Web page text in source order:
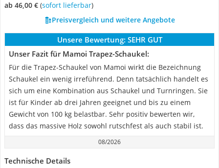
ab 46,00 € ( Sofort lieferbar)
Preisvergleich und weitere Angebote
Unsere Bewertung: SEHR GUT
Unser Fazit für Mamoi Trapez-Schaukel:
Für die Trapez-Schaukel von Mamoi wirkt die Bezeichnung
Schaukel ein wenig irreführend. Denn tatsächlich handelt es
sich um eine Kombination aus Schaukel und Turnringen. Sie
ist für Kinder ab drei Jahren geeignet und bis zu einem
Gewicht von 100 kg belastbar. Sehr positiv bewerten wir,
dass das massive Holz sowohl rutschfest als auch stabil ist.
08/2026
Technische Details